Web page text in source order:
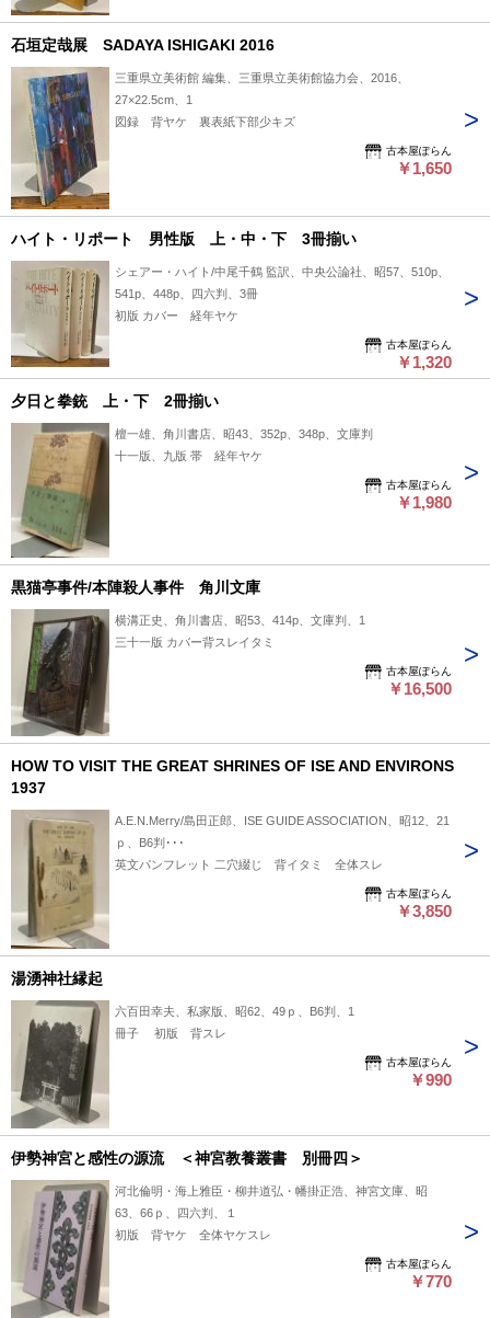
石垣定哉展 SADAYA ISHIGAKI 2016
三重県立美術館 編集、三重県立美術館協力会、2016、
27×22.5cm、1
図録 背ヤケ 裏表紙下部少キズ
古本屋ぽらん
￥1,650
ハイト・リポート 男性版 上・中・下 3冊揃い
シェアー・ハイト/中尾千鶴 監訳、中央公論社、昭57、510p、
541p、448p、四六判、3冊
初版 カバー 経年ヤケ
古本屋ぽらん
￥1,320
夕日と拳銃 上・下 2冊揃い
檀一雄、角川書店、昭43、352p、348p、文庫判
十一版、九版 帯 経年ヤケ
古本屋ぽらん
￥1,980
黒猫亭事件/本陣殺人事件 角川文庫
横溝正史、角川書店、昭53、414p、文庫判、1
三十一版 カバー背スレイタミ
古本屋ぽらん
￥16,500
HOW TO VISIT THE GREAT SHRINES OF ISE AND ENVIRONS
1937
A.E.N.Merry/島田正郎、ISE GUIDE ASSOCIATION、昭12、21
ｐ、B6判･･･
英文パンフレット 二穴綴じ 背イタミ 全体スレ
古本屋ぽらん
￥3,850
湯湧神社縁起
六百田幸夫、私家版、昭62、49ｐ、B6判、1
冊子 初版 背スレ
古本屋ぽらん
￥990
伊勢神宮と感性の源流 ＜神宮教養叢書 別冊四＞
河北倫明・海上雅臣・柳井道弘・幡掛正浩、神宮文庫、昭
63、66ｐ、四六判、１
初版 背ヤケ 全体ヤケスレ
古本屋ぽらん
￥770